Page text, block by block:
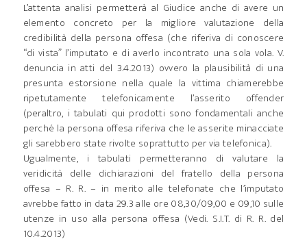
L’attenta analisi permetterà al Giudice anche di avere un
elemento concreto per la migliore valutazione della
credibilità della persona offesa (che riferiva di conoscere
“di vista” l’imputato e di averlo incontrato una sola vola. V.
denuncia in atti del 3.4.2013) ovvero la plausibilità di una
presunta estorsione nella quale la vittima chiamerebbe
ripetutamente telefonicamente l’asserito offender
(peraltro, i tabulati qui prodotti sono fondamentali anche
perché la persona offesa riferiva che le asserite minacciate
gli sarebbero state rivolte soprattutto per via telefonica).
Ugualmente, i tabulati permetteranno di valutare la
veridicità delle dichiarazioni del fratello della persona
offesa – R. R. – in merito alle telefonate che l’imputato
avrebbe fatto in data 29.3 alle ore 08,30/09,00 e 09,10 sulle
utenze in uso alla persona offesa (Vedi. S.I.T. di R. R. del
10.4.2013)